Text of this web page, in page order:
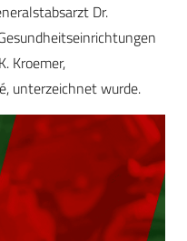
Dr.
Kroemer,
unterzeichnet wurde.